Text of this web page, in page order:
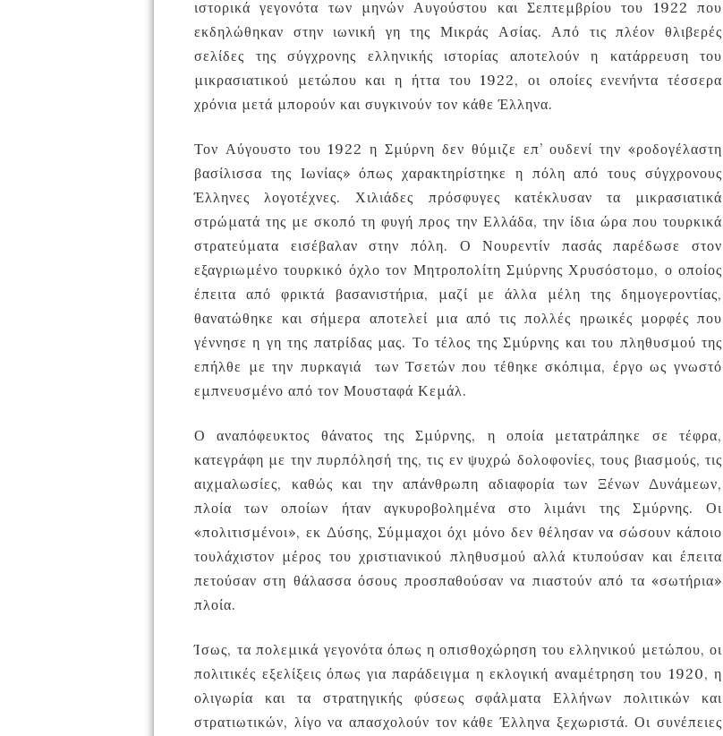
ιστορικά γεγονότα των μηνών Αυγούστου και Σεπτεμβρίου του 1922 που
εκδηλώθηκαν στην ιωνική γη της Μικράς Ασίας. Από τις πλέον θλιβερές
σελίδες της σύγχρονης ελληνικής ιστορίας αποτελούν η κατάρρευση του
μικρασιατικού μετώπου και η ήττα του 1922, οι οποίες ενενήντα τέσσερα
χρόνια μετά μπορούν και συγκινούν τον κάθε Έλληνα.
Τον Αύγουστο του 1922 η Σμύρνη δεν θύμιζε επ’ ουδενί την «ροδογέλαστη
βασίλισσα της Ιωνίας» όπως χαρακτηρίστηκε η πόλη από τους σύγχρονους
Έλληνες λογοτέχνες. Χιλιάδες πρόσφυγες κατέκλυσαν τα μικρασιατικά
στρώματά της με σκοπό τη φυγή προς την Ελλάδα, την ίδια ώρα που τουρκικά
στρατεύματα εισέβαλαν στην πόλη. Ο Νουρεντίν πασάς παρέδωσε στον
εξαγριωμένο τουρκικό όχλο τον Μητροπολίτη Σμύρνης Χρυσόστομο, ο οποίος
έπειτα από φρικτά βασανιστήρια, μαζί με άλλα μέλη της δημογεροντίας,
θανατώθηκε και σήμερα αποτελεί μια από τις πολλές ηρωικές μορφές που
γέννησε η γη της πατρίδας μας. Το τέλος της Σμύρνης και του πληθυσμού της
επήλθε με την πυρκαγιά των Τσετών που τέθηκε σκόπιμα, έργο ως γνωστό
εμπνευσμένο από τον Μουσταφά Κεμάλ.
Ο αναπόφευκτος θάνατος της Σμύρνης, η οποία μετατράπηκε σε τέφρα,
κατεγράφη με την πυρπόλησή της, τις εν ψυχρώ δολοφονίες, τους βιασμούς, τις
αιχμαλωσίες, καθώς και την απάνθρωπη αδιαφορία των Ξένων Δυνάμεων,
πλοία των οποίων ήταν αγκυροβολημένα στο λιμάνι της Σμύρνης. Οι
«πολιτισμένοι», εκ Δύσης, Σύμμαχοι όχι μόνο δεν θέλησαν να σώσουν κάποιο
τουλάχιστον μέρος του χριστιανικού πληθυσμού αλλά κτυπούσαν και έπειτα
πετούσαν στη θάλασσα όσους προσπαθούσαν να πιαστούν από τα «σωτήρια»
πλοία.
Ίσως, τα πολεμικά γεγονότα όπως η οπισθοχώρηση του ελληνικού μετώπου, οι
πολιτικές εξελίξεις όπως για παράδειγμα η εκλογική αναμέτρηση του 1920, η
ολιγωρία και τα στρατηγικής φύσεως σφάλματα Ελλήνων πολιτικών και
στρατιωτικών, λίγο να απασχολούν τον κάθε Έλληνα ξεχωριστά. Οι συνέπειες